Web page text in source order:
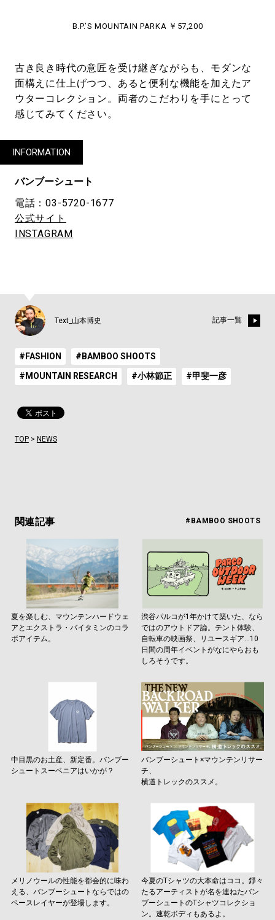
B.P.’S MOUNTAIN PARKA ￥57,200
古き良き時代の意匠を受け継ぎながらも、モダンな
面構えに仕上げつつ、あると便利な機能を加えたア
ウターコレクション。両者のこだわりを手にとって
感じてみてください。
INFORMATION
バンブーシュート
電話：03-5720-1677
公式サイト
INSTAGRAM
Text_山本博史 記事一覧
#FASHION #BAMBOO SHOOTS
#MOUNTAIN RESEARCH #小林節正 #甲斐一彦
TOP> NEWS
関連記事 #BAMBOO SHOOTS
夏を楽しむ、マウンテンハードウェ
アとエクストラ・バイタミンのコラ
ボアイテム。
渋谷パルコが1年かけて築いた、なら
ではのアウトドア論。テント体験、
自転車の映画祭、リユースギア…10
日間の周年イベントがなにやらおも
しろそうです。
中目黒のお土産、新定番。バンブー
シュートスーベニアはいかが？
バンブーシュート×マウンテンリサー
チ、
横道トレックのススメ。
メリノウールの性能を都会的に味わ
える、バンブーシュートならではの
ベースレイヤーが登場します。
今夏のTシャツの大本命はココ。錚々
たるアーティストが名を連ねたバン
ブーシュートのTシャツコレクショ
ン。速乾ボディもあるよ。